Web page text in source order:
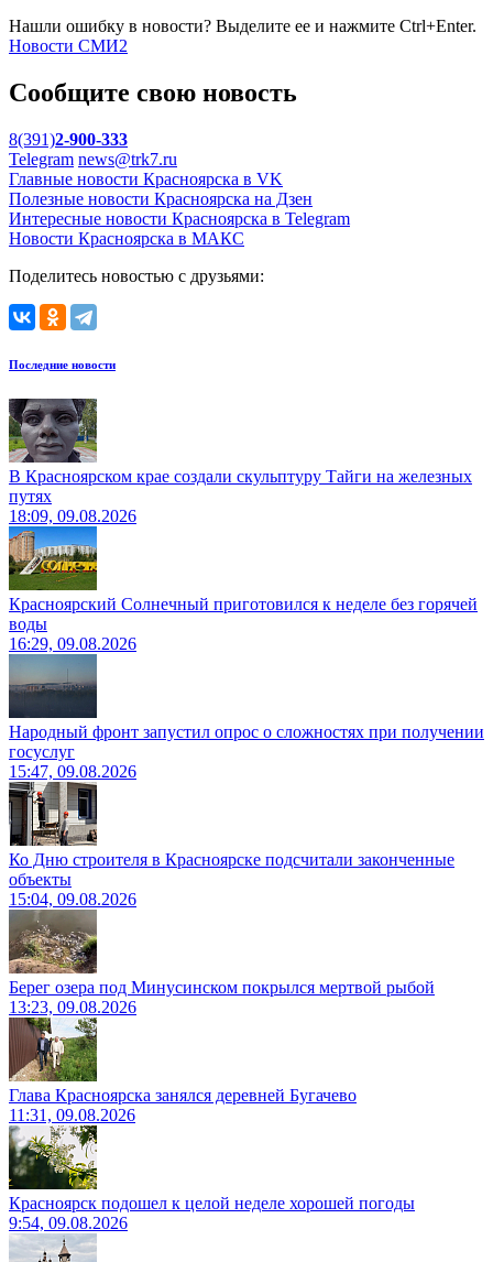
Нашли ошибку в новости? Выделите ее и нажмите Ctrl+Enter.
Новости СМИ2
Сообщите свою новость
8(391)2-900-333
Telegram news@trk7.ru
Главные новости Красноярска в VK
Полезные новости Красноярска на Дзен
Интересные новости Красноярска в Telegram
Новости Красноярска в МАКС
Поделитесь новостью с друзьями:
Последние новости
В Красноярском крае создали скульптуру Тайги на железных
путях
18:09, 09.08.2026
Красноярский Солнечный приготовился к неделе без горячей
воды
16:29, 09.08.2026
Народный фронт запустил опрос о сложностях при получении
госуслуг
15:47, 09.08.2026
Ко Дню строителя в Красноярске подсчитали законченные
объекты
15:04, 09.08.2026
Берег озера под Минусинском покрылся мертвой рыбой
13:23, 09.08.2026
Глава Красноярска занялся деревней Бугачево
11:31, 09.08.2026
Красноярск подошел к целой неделе хорошей погоды
9:54, 09.08.2026